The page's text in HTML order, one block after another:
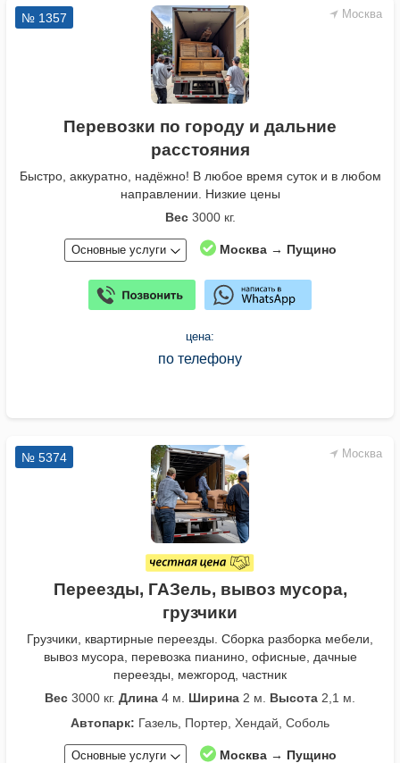
Москва
№ 1357
Перевозки по городу и дальние
расстояния
Быстро, аккуратно, надёжно! В любое время суток и в любом
направлении. Низкие цены
Вес3000 кг.
Основные услуги Москва → Пущино
цена:
по телефону
Москва
№ 5374
Переезды, ГАЗель, вывоз мусора,
грузчики
Грузчики, квартирные переезды. Сборка разборка мебели,
вывоз мусора, перевозка пианино, офисные, дачные
переезды, межгород, частник
Вес 3000 кг. Длина 4 м. Ширина 2 м. Высота 2,1 м.
Автопарк: Газель, Портер, Хендай, Соболь
Основные услуги Москва → Пущино